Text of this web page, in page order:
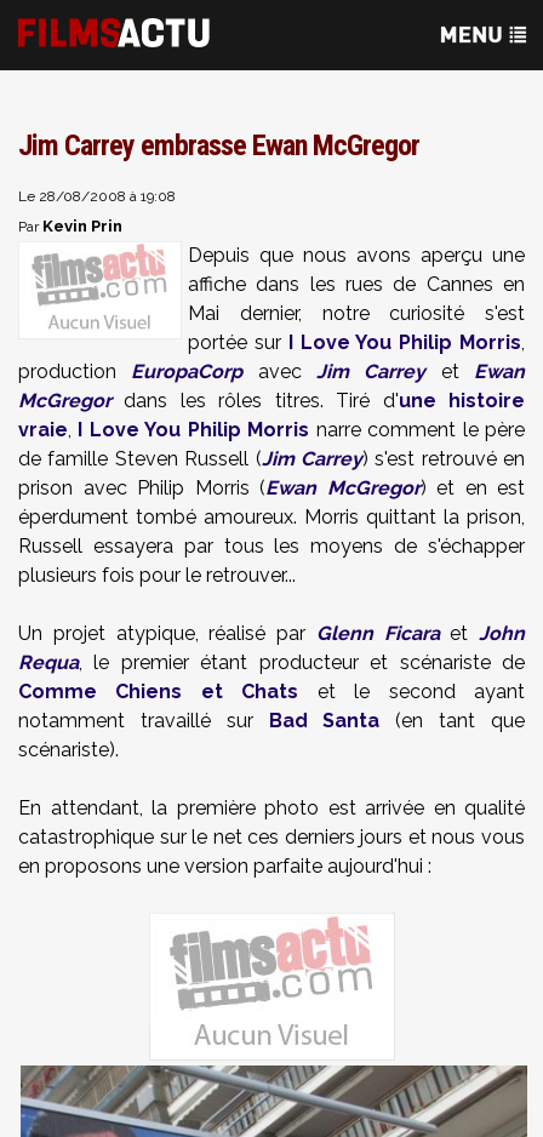
Jim Carrey embrasse Ewan McGregor
Le 28/08/2008 à 19:08
Par Kevin Prin
Depuis que nous avons aperçu une
affiche dans les rues de Cannes en
Mai dernier, notre curiosité s'est
portée sur I Love You Philip Morris,
production EuropaCorpavecJim Carreyet Ewan
McGregordans les rôles titres. Tiré d'une histoire
vraie, I Love You Philip Morris narre comment le père
de famille Steven Russell (Jim Carrey) s'est retrouvé en
prison avec Philip Morris (Ewan McGregor) et en est
éperdument tombé amoureux. Morris quittant la prison,
Russell essayera par tous les moyens de s'échapper
plusieurs fois pour le retrouver...
Un projet atypique, réalisé par Glenn Ficaraet John
Requa, le premier étant producteur et scénariste de
Comme Chiens et Chats et le second ayant
notamment travaillé sur Bad Santa (en tant que
scénariste).
En attendant, la première photo est arrivée en qualité
catastrophique sur le net ces derniers jours et nous vous
en proposons une version parfaite aujourd'hui :